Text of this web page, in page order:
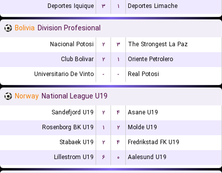
Deportes Iquique
۳ ۱ Deportes Limache
Bolivia Division Profesional
Nacional Potosi ۲ ۳
The Strongest La Paz
Club Bolivar
۲ ۱
Oriente Petrolero
Universitario De Vinto
- - Real Potosi
Norway National League U19
Sandefjord U19 ۲ ۴
Asane U19
Rosenborg BK U19
۱ ۲
Molde U19
Stabaek U19
۲ ۴
Fredrikstad FK U19
Lillestrom U19
۶ ۰ Aalesund U19